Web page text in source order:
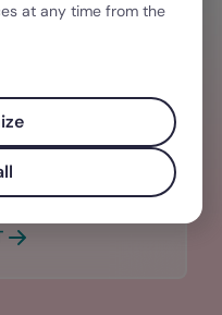
PER NIS2?
accessi,
e
alla
at any time from the